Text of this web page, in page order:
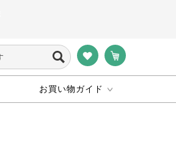
お買い物ガイド